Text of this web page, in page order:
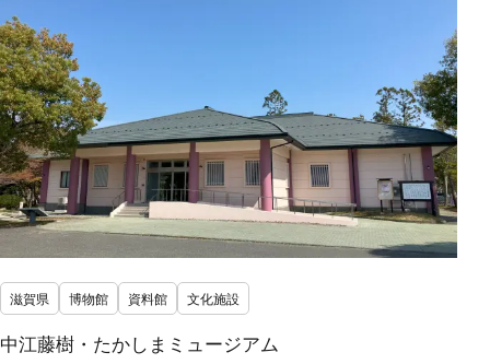
滋賀県 博物館 資料館 文化施設
中江藤樹・たかしまミュージアム